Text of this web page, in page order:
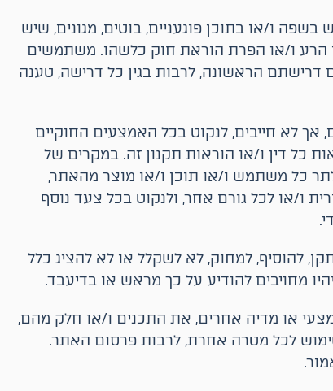
ו/או בתוכן פוגעניים, בוטים, מגונים, שיש
הרע ו/או הפרת הוראת חוק כלשהו. משתמשים
דרישתם הראשונה, לרבות בגין כל דרישה, טענה
אך לא חייבים, לנקוט בכל האמצעים החוקיים
כל דין ו/או הוראות תקנון זה. במקרים של
כל משתמש ו/או תוכן ו/או מוצר מהאתר,
ו/או לכל גורם אחר, ולנקוט בכל צעד נוסף
להוסיף, למחוק, לא לשקלל או לא להציג כלל
מחויבים להודיע על כך מראש או בדיעבד.
או מדיה אחרים, את התכנים ו/או חלק מהם,
לכל מטרה אחרת, לרבות פרסום האתר.